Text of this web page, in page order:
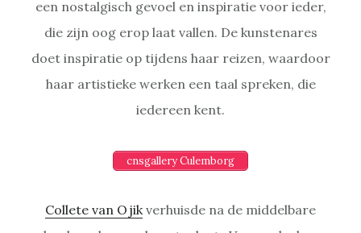
een nostalgisch gevoel en inspiratie voor ieder,
die zijn oog erop laat vallen. De kunstenares
doet inspiratie op tijdens haar reizen, waardoor
haar artistieke werken een taal spreken, die
iedereen kent.
cnsgallery Culemborg
Collete van Ojik verhuisde na de middelbare